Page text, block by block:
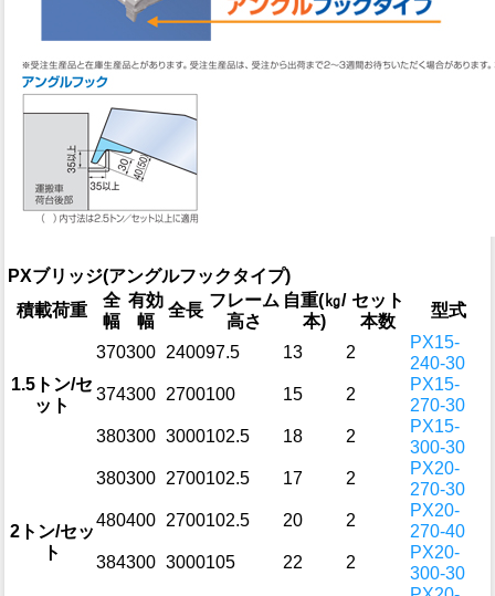
PXブリッジ(アングルフックタイプ)
積載荷重
全
幅
有効
幅
全長
フレーム
高さ
自重(㎏/
本)
セット
本数
型式
1.5トン/セ
ット
370300 240097.5 13 2
PX15-
240-30
374300 2700100 15 2
PX15-
270-30
380300 3000102.5 18 2
PX15-
300-30
2トン/セッ
ト
380300 2700102.5 17 2
PX20-
270-30
480400 2700102.5 20 2
PX20-
270-40
384300 3000105 22 2
PX20-
300-30